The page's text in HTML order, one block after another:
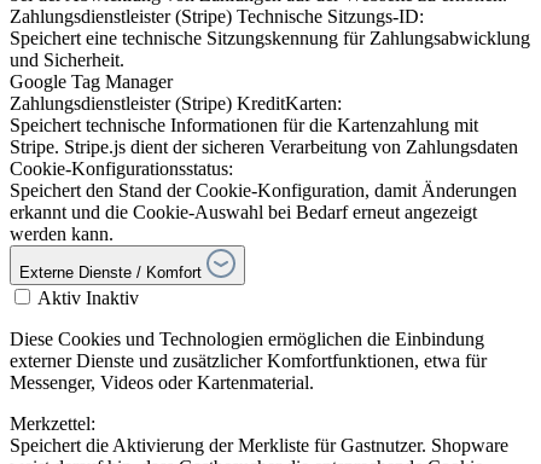
Zahlungsdienstleister (Stripe) Technische Sitzungs-ID:
Speichert eine technische Sitzungskennung für Zahlungsabwicklung
und Sicherheit.
Google Tag Manager
Zahlungsdienstleister (Stripe) KreditKarten:
Speichert technische Informationen für die Kartenzahlung mit
Stripe. Stripe.js dient der sicheren Verarbeitung von Zahlungsdaten
Cookie-Konfigurationsstatus:
Speichert den Stand der Cookie-Konfiguration, damit Änderungen
erkannt und die Cookie-Auswahl bei Bedarf erneut angezeigt
werden kann.
Externe Dienste / Komfort
Aktiv Inaktiv
Diese Cookies und Technologien ermöglichen die Einbindung
externer Dienste und zusätzlicher Komfortfunktionen, etwa für
Messenger, Videos oder Kartenmaterial.
Merkzettel:
Speichert die Aktivierung der Merkliste für Gastnutzer. Shopware